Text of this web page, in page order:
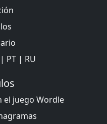
| PT | RU
el juego Wordle